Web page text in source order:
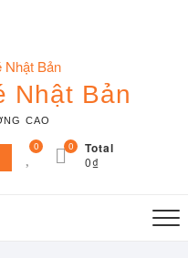
Nhật Bản
CAO
0 Total
0₫
0